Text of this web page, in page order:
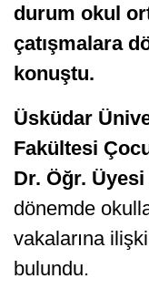
durum okul
çatışmalara
konuştu.
Üsküdar
Fakültesi
Dr. Öğr. Üyesi
dönemde
vakalarına
bulundu.